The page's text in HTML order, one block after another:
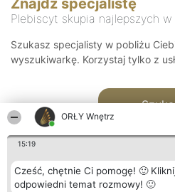
ORŁY Wnętrz
15:19
Cześć, chętnie Ci pomogę! 🙂
odpowiedni temat rozmowy! 🙂
Znajdź specjalistę
Plebiscyt skupia najlepszych
Szukasz specjalisty w pobliżu
wyszukiwarkę. Korzystaj tylko z